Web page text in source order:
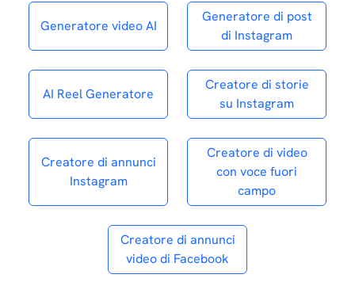
Generatore video AI
Generatore di post
di Instagram
AI Reel Generatore
Creatore di storie
su Instagram
Creatore di annunci
Instagram
Creatore di video
con voce fuori
campo
Creatore di annunci
video di Facebook